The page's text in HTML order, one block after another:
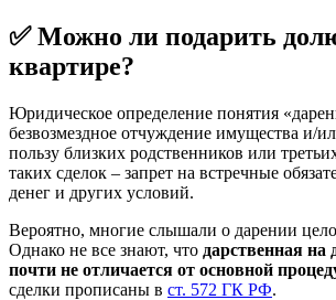
✅ Можно ли подарить
квартире?
Юридическое определение понятия
безвозмездное отчуждение имущества и/
пользу близких родственников или
таких сделок – запрет на встречные
денег и других условий.
Вероятно, многие слышали о дарении
Однако не все знают, что дарственная
почти не отличается от основной
сделки прописаны в ст. 572 ГК РФ.